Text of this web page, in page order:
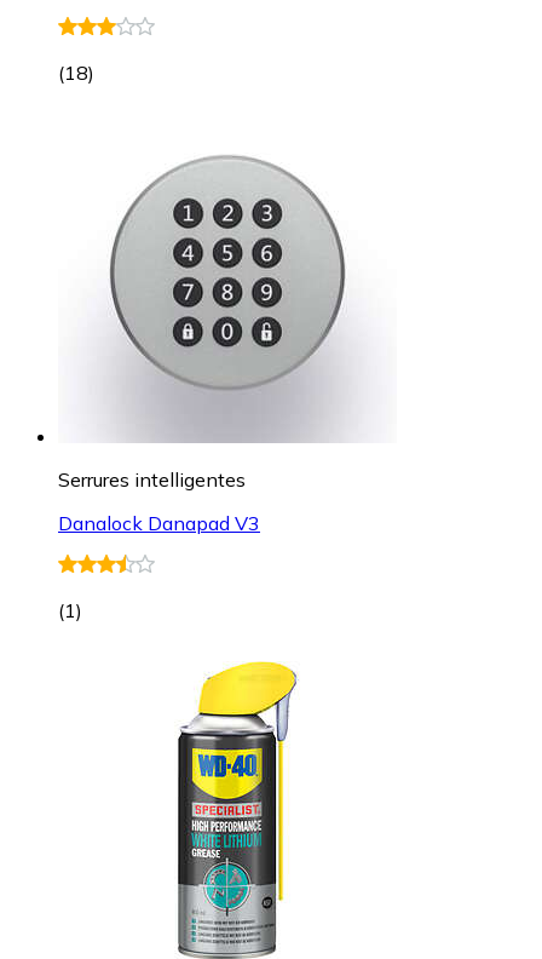
(18)
Serrures intelligentes
Danalock Danapad V3
(1)